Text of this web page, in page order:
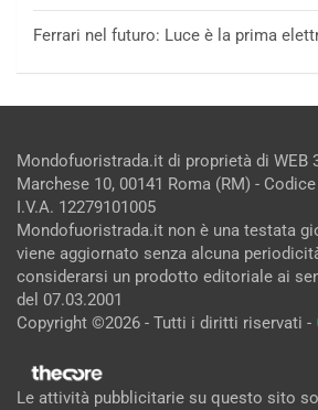
Ferrari nel futuro: Luce è la prima
Mondofuoristrada.it di proprietà di WEB
Marchese 10, 00141 Roma (RM) -
I.V.A. 12279101005
Mondofuoristrada.it non è una testata
viene aggiornato senza alcuna
considerarsi un prodotto editoriale ai
del 07.03.2001
Copyright ©2026 - Tutti i diritti riservati -
Le attività pubblicitarie su questo sito